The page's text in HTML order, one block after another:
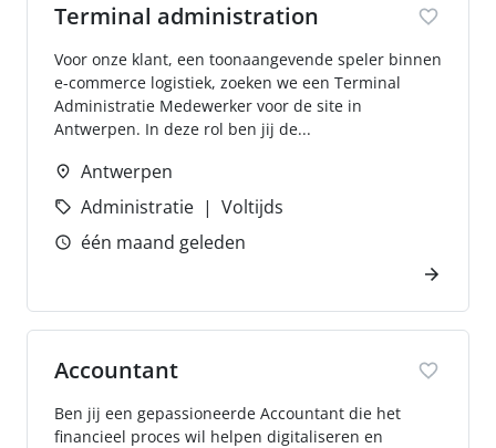
Terminal administration
Voor onze klant, een toonaangevende speler binnen
e-commerce logistiek, zoeken we een Terminal
Administratie Medewerker voor de site in
Antwerpen. In deze rol ben jij de...
Antwerpen
Administratie
Voltijds
één maand geleden
Accountant
Ben jij een gepassioneerde Accountant die het
financieel proces wil helpen digitaliseren en